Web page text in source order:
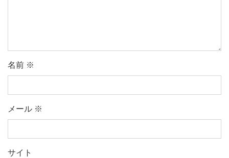
名前 ※
メール ※
サイト